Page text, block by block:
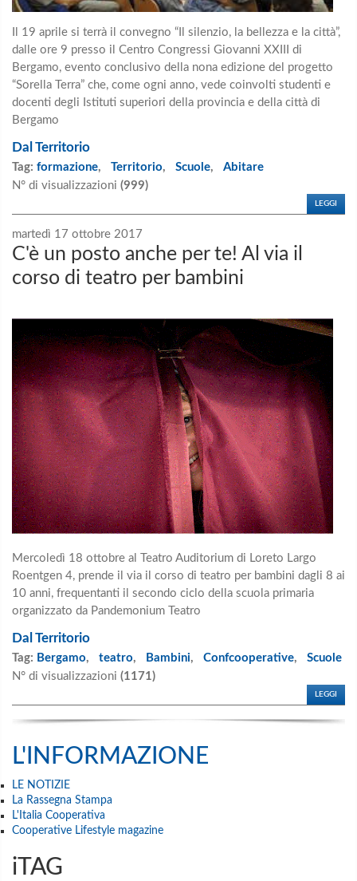
Il 19 aprile si terrà il convegno “Il silenzio, la bellezza e la città”,
dalle ore 9 presso il Centro Congressi Giovanni XXIII di
Bergamo, evento conclusivo della nona edizione del progetto
“Sorella Terra” che, come ogni anno, vede coinvolti studenti e
docenti degli Istituti superiori della provincia e della città di
Bergamo
Dal Territorio
Tag: formazione, Territorio, Scuole, Abitare
N° di visualizzazioni (999)
LEGGI
martedì 17 ottobre 2017
C'è un posto anche per te! Al via il
corso di teatro per bambini
Mercoledì 18 ottobre al Teatro Auditorium di Loreto Largo
Roentgen 4, prende il via il corso di teatro per bambini dagli 8 ai
10 anni, frequentanti il secondo ciclo della scuola primaria
organizzato da Pandemonium Teatro
Dal Territorio
Tag: Bergamo, teatro, Bambini, Confcooperative, Scuole
N° di visualizzazioni (1171)
LEGGI
L'INFORMAZIONE
LE NOTIZIE
La Rassegna Stampa
L'Italia Cooperativa
Cooperative Lifestyle magazine
iTAG